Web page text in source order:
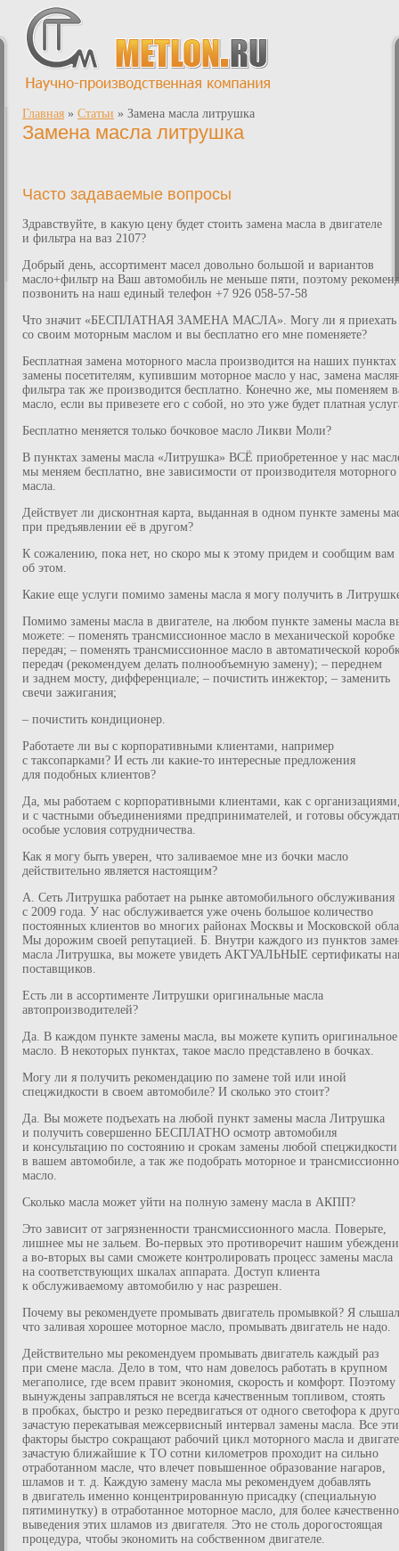
Главная » Статьи » Замена масла литрушка
Замена масла литрушка
Часто задаваемые вопросы
Здравствуйте, в какую цену будет стоить замена масла в двигателе
и фильтра на ваз 2107?
Добрый день, ассортимент масел довольно большой и вариантов
масло+фильтр на Ваш автомобиль не меньше пяти, поэтому
позвонить на наш единый телефон +7 926 058-57-58
Что значит «БЕСПЛАТНАЯ ЗАМЕНА МАСЛА». Могу ли я приехать
со своим моторным маслом и вы бесплатно его мне поменяете?
Бесплатная замена моторного масла производится на наших пунктах
замены посетителям, купившим моторное масло у нас, замена
фильтра так же производится бесплатно. Конечно же, мы поменяем
масло, если вы привезете его с собой, но это уже будет платная
Бесплатно меняется только бочковое масло Ликви Моли?
В пунктах замены масла «Литрушка» ВСЁ приобретенное у нас
мы меняем бесплатно, вне зависимости от производителя моторного
масла.
Действует ли дисконтная карта, выданная в одном пункте замены
при предъявлении её в другом?
К сожалению, пока нет, но скоро мы к этому придем и сообщим вам
об этом.
Какие еще услуги помимо замены масла я могу получить в
Помимо замены масла в двигателе, на любом пункте замены масла
можете: – поменять трансмиссионное масло в механической коробке
передач; – поменять трансмиссионное масло в автоматической
передач (рекомендуем делать полнообъемную замену); – переднем
и заднем мосту, дифференциале; – почистить инжектор; – заменить
свечи зажигания;
– почистить кондиционер.
Работаете ли вы с корпоративными клиентами, например
с таксопарками? И есть ли какие-то интересные предложения
для подобных клиентов?
Да, мы работаем с корпоративными клиентами, как с
и с частными объединениями предпринимателей, и готовы
особые условия сотрудничества.
Как я могу быть уверен, что заливаемое мне из бочки масло
действительно является настоящим?
А. Сеть Литрушка работает на рынке автомобильного обслуживания
с 2009 года. У нас обслуживается уже очень большое количество
постоянных клиентов во многих районах Москвы и Московской
Мы дорожим своей репутацией. Б. Внутри каждого из пунктов
масла Литрушка, вы можете увидеть АКТУАЛЬНЫЕ сертификаты
поставщиков.
Есть ли в ассортименте Литрушки оригинальные масла
автопроизводителей?
Да. В каждом пункте замены масла, вы можете купить оригинальное
масло. В некоторых пунктах, такое масло представлено в бочках.
Могу ли я получить рекомендацию по замене той или иной
спецжидкости в своем автомобиле? И сколько это стоит?
Да. Вы можете подъехать на любой пункт замены масла Литрушка
и получить совершенно БЕСПЛАТНО осмотр автомобиля
и консультацию по состоянию и срокам замены любой спецжидкости
в вашем автомобиле, а так же подобрать моторное и
масло.
Сколько масла может уйти на полную замену масла в АКПП?
Это зависит от загрязненности трансмиссионного масла. Поверьте,
лишнее мы не зальем. Во-первых это противоречит нашим
а во-вторых вы сами сможете контролировать процесс замены масла
на соответствующих шкалах аппарата. Доступ клиента
к обслуживаемому автомобилю у нас разрешен.
Почему вы рекомендуете промывать двигатель промывкой? Я
что заливая хорошее моторное масло, промывать двигатель не надо.
Действительно мы рекомендуем промывать двигатель каждый раз
при смене масла. Дело в том, что нам довелось работать в крупном
мегаполисе, где всем правит экономия, скорость и комфорт.
вынуждены заправляться не всегда качественным топливом, стоять
в пробках, быстро и резко передвигаться от одного светофора к
зачастую перекатывая межсервисный интервал замены масла. Все эти
факторы быстро сокращают рабочий цикл моторного масла и
зачастую ближайшие к ТО сотни километров проходит на сильно
отработанном масле, что влечет повышенное образование нагаров,
шламов и т. д. Каждую замену масла мы рекомендуем добавлять
в двигатель именно концентрированную присадку (специальную
пятиминутку) в отработанное моторное масло, для более
выведения этих шламов из двигателя. Это не столь дорогостоящая
процедура, чтобы экономить на собственном двигателе.